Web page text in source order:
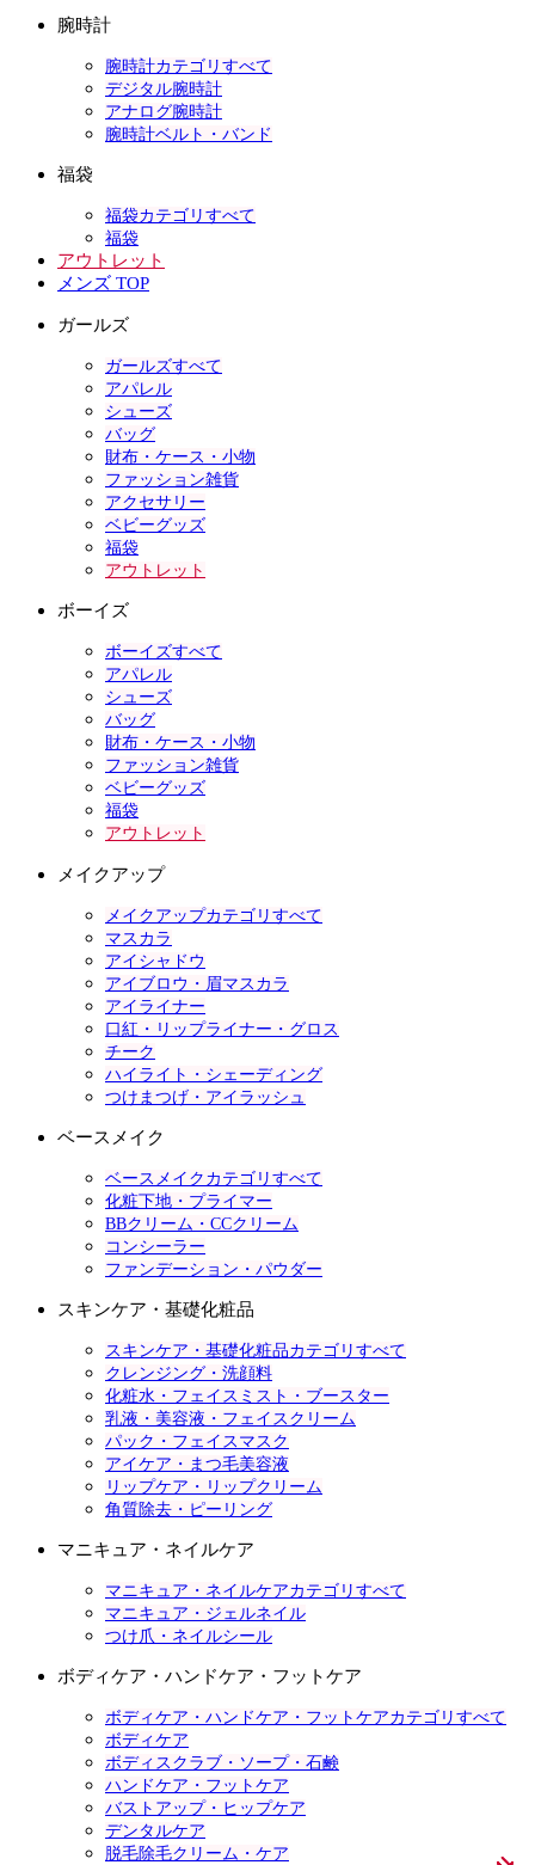
腕時計
腕時計カテゴリすべて
デジタル腕時計
アナログ腕時計
腕時計ベルト・バンド
福袋
福袋カテゴリすべて
福袋
アウトレット
メンズ TOP
ガールズ
ガールズすべて
アパレル
シューズ
バッグ
財布・ケース・小物
ファッション雑貨
アクセサリー
ベビーグッズ
福袋
アウトレット
ボーイズ
ボーイズすべて
アパレル
シューズ
バッグ
財布・ケース・小物
ファッション雑貨
ベビーグッズ
福袋
アウトレット
メイクアップ
メイクアップカテゴリすべて
マスカラ
アイシャドウ
アイブロウ・眉マスカラ
アイライナー
口紅・リップライナー・グロス
チーク
ハイライト・シェーディング
つけまつげ・アイラッシュ
ベースメイク
ベースメイクカテゴリすべて
化粧下地・プライマー
BBクリーム・CCクリーム
コンシーラー
ファンデーション・パウダー
スキンケア・基礎化粧品
スキンケア・基礎化粧品カテゴリすべて
クレンジング・洗顔料
化粧水・フェイスミスト・ブースター
乳液・美容液・フェイスクリーム
パック・フェイスマスク
アイケア・まつ毛美容液
リップケア・リップクリーム
角質除去・ピーリング
マニキュア・ネイルケア
マニキュア・ネイルケアカテゴリすべて
マニキュア・ジェルネイル
つけ爪・ネイルシール
ボディケア・ハンドケア・フットケア
ボディケア・ハンドケア・フットケアカテゴリすべて
ボディケア
ボディスクラブ・ソープ・石鹸
ハンドケア・フットケア
バストアップ・ヒップケア
デンタルケア
脱毛除毛クリーム・ケア